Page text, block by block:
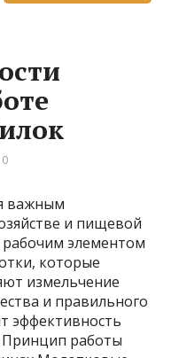
важным
и пищевой
элементом
которые
измельчение
и правильного
эффективность
Принцип работы